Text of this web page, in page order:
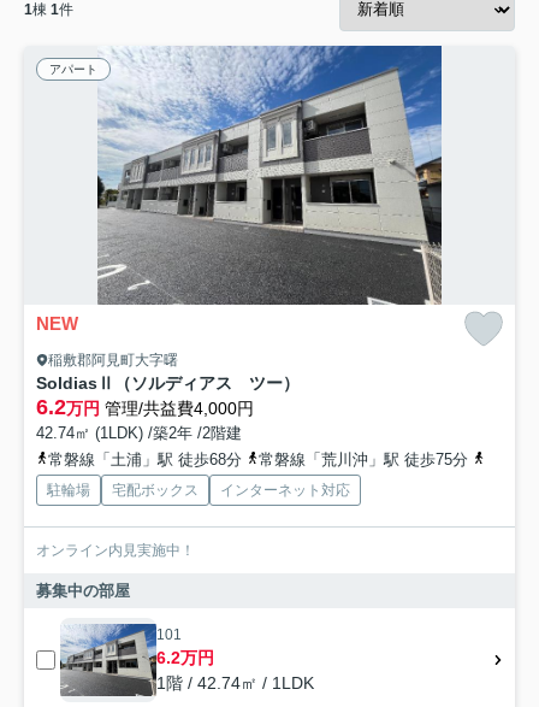
1棟 1件
アパート
NEW
稲敷郡阿見町大字曙
SoldiasⅡ（ソルディアス ツー）
6.2万円 管理/共益費4,000円
42.74㎡ (1LDK) /築2年 /2階建
常磐線「土浦」駅 徒歩68分
常磐線「荒川沖」駅 徒歩75分
駐輪場 宅配ボックス インターネット対応
オンライン内見実施中！
募集中の部屋
101
6.2万円
1階 / 42.74㎡ / 1LDK